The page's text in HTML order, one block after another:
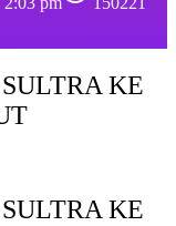
KE
KE